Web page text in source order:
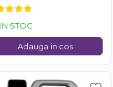
IN STOC
Adauga in cos